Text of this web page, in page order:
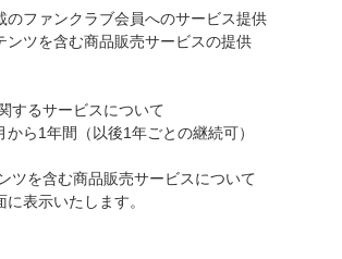
のファンクラブ会員へのサービス提供
ンツを含む商品販売サービスの提供
するサービスについて
から1年間（以後1年ごとの継続可）
ツを含む商品販売サービスについて
表示いたします。